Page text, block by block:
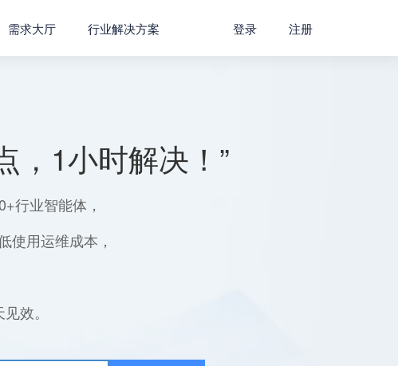
需求大厅 行业解决方案 登录 注册
，1小时解决！”
行业智能体，
使用运维成本，
效。